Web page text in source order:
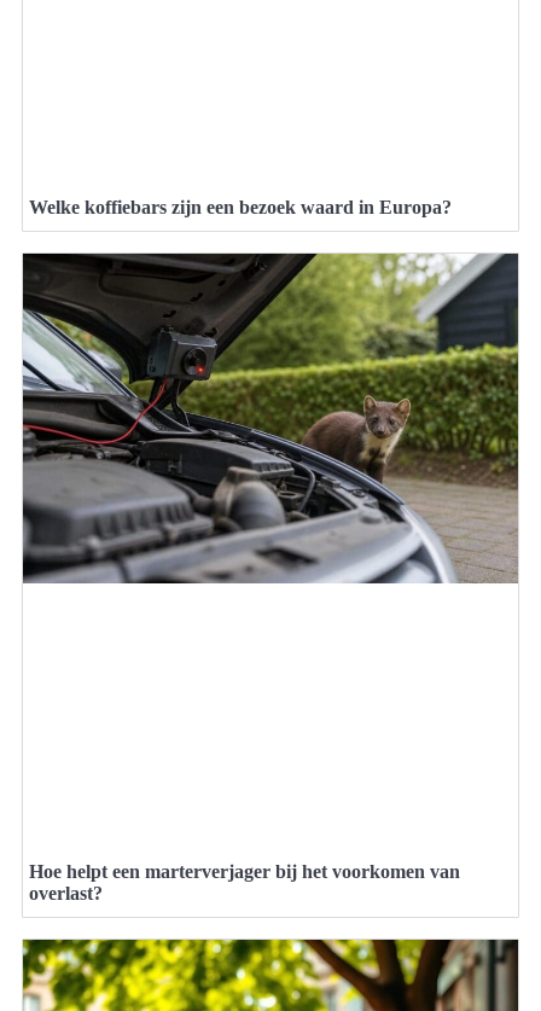
Welke koffiebars zijn een bezoek waard in Europa?
Hoe helpt een marterverjager bij het voorkomen van
overlast?